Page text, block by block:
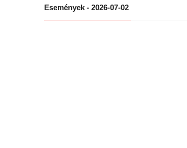
Események - 2026-07-02